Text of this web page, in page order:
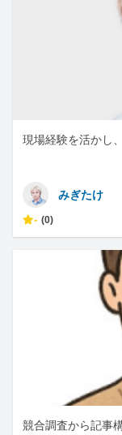
現場経験を活かし
みぎたけ
- (0)
競合調査から記事